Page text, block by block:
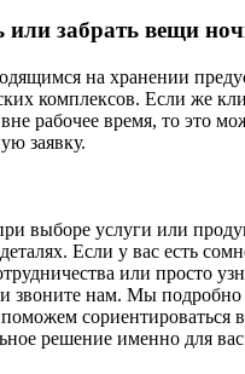
забрать вещи
на хранении
комплексов. Если же
рабочее время, то это
заявку.
выборе услуги или
Если у вас есть
или просто
звоните нам. Мы подробно
сориентироваться
решение именно для